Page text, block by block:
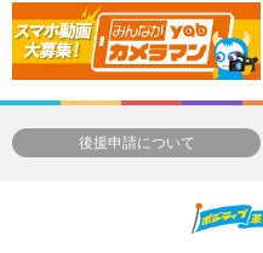
後援申請について